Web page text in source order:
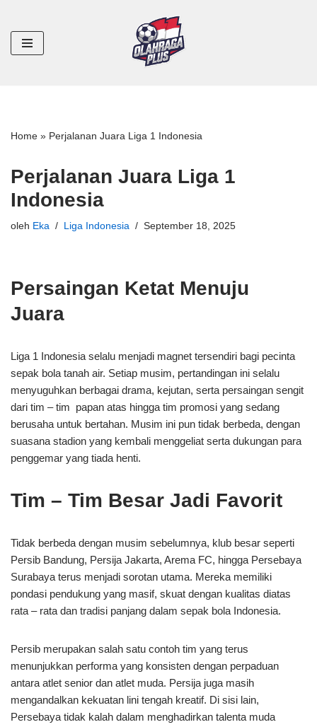
Lompat
ke
Home » Perjalanan Juara Liga 1 Indonesia
Perjalanan Juara Liga 1
Indonesia
oleh Eka Liga Indonesia September 18, 2025
Persaingan Ketat Menuju
Juara
Liga 1 Indonesia selalu menjadi magnet tersendiri bagi pecinta
sepak bola tanah air. Setiap musim, pertandingan ini selalu
menyuguhkan berbagai drama, kejutan, serta persaingan sengit
dari tim – tim papan atas hingga tim promosi yang sedang
berusaha untuk bertahan. Musim ini pun tidak berbeda, dengan
suasana stadion yang kembali menggeliat serta dukungan para
penggemar yang tiada henti.
Tim – Tim Besar Jadi Favorit
Tidak berbeda dengan musim sebelumnya, klub besar seperti
Persib Bandung, Persija Jakarta, Arema FC, hingga Persebaya
Surabaya terus menjadi sorotan utama. Mereka memiliki
pondasi pendukung yang masif, skuat dengan kualitas diatas
rata – rata dan tradisi panjang dalam sepak bola Indonesia.
Persib merupakan salah satu contoh tim yang terus
menunjukkan performa yang konsisten dengan perpaduan
antara atlet senior dan atlet muda. Persija juga masih
mengandalkan kekuatan lini tengah kreatif. Di sisi lain,
Persebaya tidak kalah dalam menghadirkan talenta muda